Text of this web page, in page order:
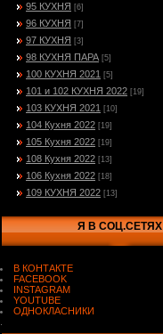
95 КУХНЯ [6]
96 КУХНЯ [7]
97 КУХНЯ [3]
98 КУХНЯ ПАРА [5]
100 КУХНЯ 2021 [5]
101 и 102 КУХНЯ 2022 [19]
103 КУХНЯ 2021 [10]
104 Кухня 2022 [19]
105 Кухня 2022 [19]
108 Кухня 2022 [13]
106 Кухня 2022 [18]
109 КУХНЯ 2022 [13]
Я В СОЦ.СЕТЯХ
В КОНТАКТЕ
FACEBOOK
INSTAGRAM
YOUTUBE
ОДНОКЛАСНИКИ